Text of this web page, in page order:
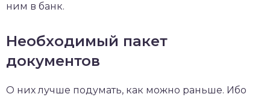
ним в банк.
Необходимый пакет
документов
О них лучше подумать, как можно раньше. Ибо